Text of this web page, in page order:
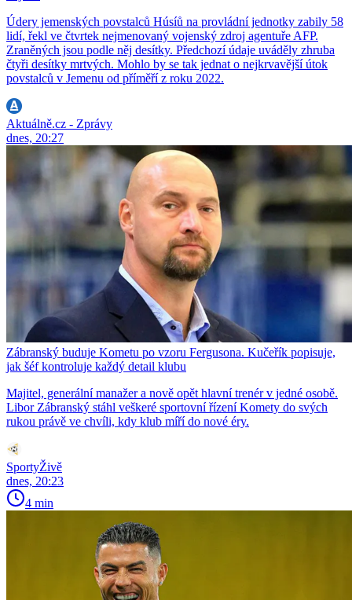
Údery jemenských povstalců Húsíů na provládní jednotky zabily 58
lidí, řekl ve čtvrtek nejmenovaný vojenský zdroj agentuře AFP.
Zraněných jsou podle něj desítky. Předchozí údaje uváděly zhruba
čtyři desítky mrtvých. Mohlo by se tak jednat o nejkrvavější útok
povstalců v Jemenu od příměří z roku 2022.
Aktuálně.cz - Zprávy
dnes, 20:27
Zábranský buduje Kometu po vzoru Fergusona. Kučeřík popisuje,
jak šéf kontroluje každý detail klubu
Majitel, generální manažer a nově opět hlavní trenér v jedné osobě.
Libor Zábranský stáhl veškeré sportovní řízení Komety do svých
rukou právě ve chvíli, kdy klub míří do nové éry.
SportyŽivě
dnes, 20:23
4 min